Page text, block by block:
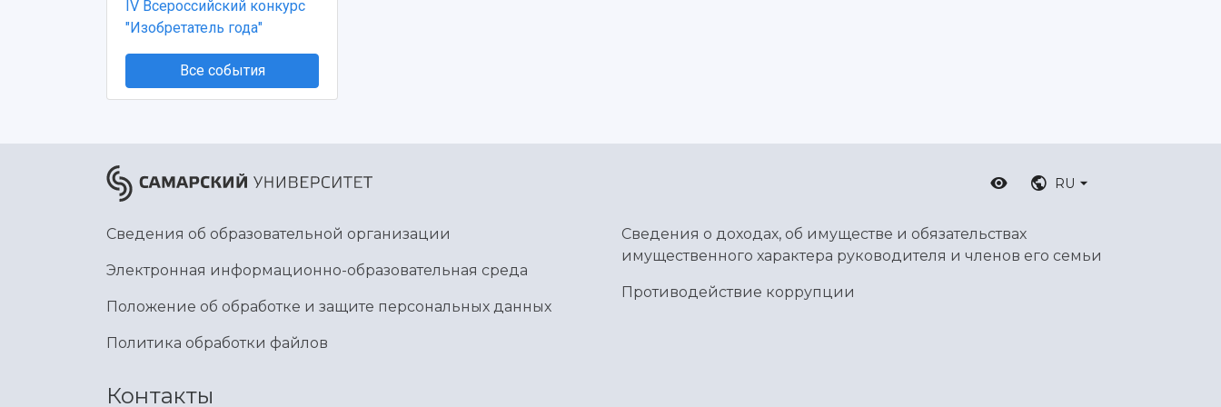
IV Всероссийский конкурс
"Изобретатель года"
Все события
RU
Сведения об образовательной организации
Электронная информационно-образовательная среда
Положение об обработке и защите персональных данных
Политика обработки файлов
Сведения о доходах, об имуществе и обязательствах
имущественного характера руководителя и членов его семьи
Противодействие коррупции
Контакты